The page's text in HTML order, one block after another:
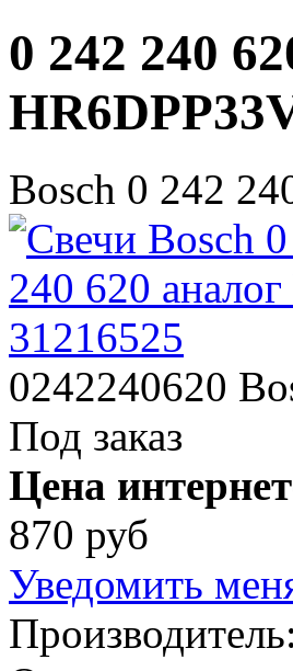
0 242 240
Bosch 0 242
0242240620
Под заказ
Цена
870 руб
Уведомить
Производитель: